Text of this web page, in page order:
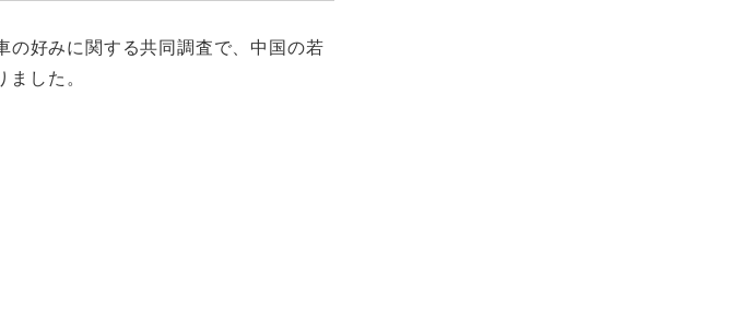
好みに関する共同調査で、中国の若
した。